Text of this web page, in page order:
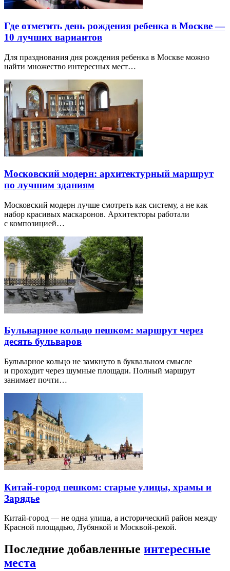
Где отметить день рождения ребенка в Москве —
10 лучших вариантов
Для празднования дня рождения ребенка в Москве можно
найти множество интересных мест…
Московский модерн: архитектурный маршрут
по лучшим зданиям
Московский модерн лучше смотреть как систему, а не как
набор красивых маскаронов. Архитекторы работали
с композицией…
Бульварное кольцо пешком: маршрут через
десять бульваров
Бульварное кольцо не замкнуто в буквальном смысле
и проходит через шумные площади. Полный маршрут
занимает почти…
Китай-город пешком: старые улицы, храмы и
Зарядье
Китай-город — не одна улица, а исторический район между
Красной площадью, Лубянкой и Москвой-рекой.
Последние добавленные интересные
места